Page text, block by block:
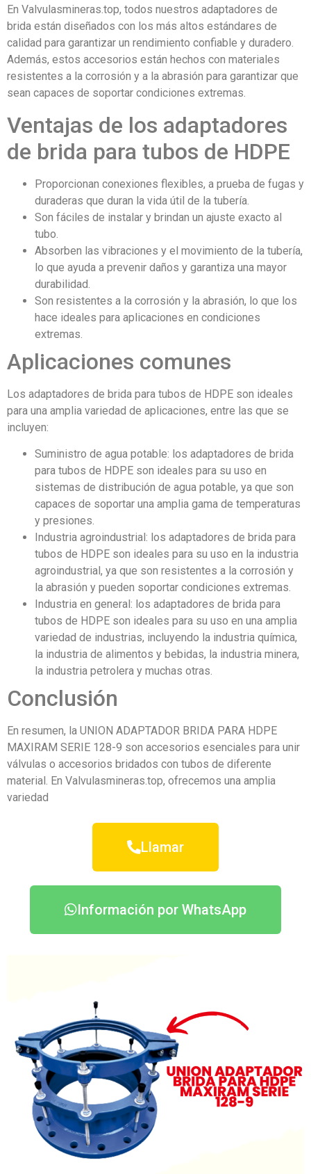
En Valvulasmineras.top, todos nuestros adaptadores de
brida están diseñados con los más altos estándares de
calidad para garantizar un rendimiento confiable y duradero.
Además, estos accesorios están hechos con materiales
resistentes a la corrosión y a la abrasión para garantizar que
sean capaces de soportar condiciones extremas.
Ventajas de los adaptadores
de brida para tubos de HDPE
Proporcionan conexiones flexibles, a prueba de fugas y
duraderas que duran la vida útil de la tubería.
Son fáciles de instalar y brindan un ajuste exacto al
tubo.
Absorben las vibraciones y el movimiento de la tubería,
lo que ayuda a prevenir daños y garantiza una mayor
durabilidad.
Son resistentes a la corrosión y la abrasión, lo que los
hace ideales para aplicaciones en condiciones
extremas.
Aplicaciones comunes
Los adaptadores de brida para tubos de HDPE son ideales
para una amplia variedad de aplicaciones, entre las que se
incluyen:
Suministro de agua potable: los adaptadores de brida
para tubos de HDPE son ideales para su uso en
sistemas de distribución de agua potable, ya que son
capaces de soportar una amplia gama de temperaturas
y presiones.
Industria agroindustrial: los adaptadores de brida para
tubos de HDPE son ideales para su uso en la industria
agroindustrial, ya que son resistentes a la corrosión y
la abrasión y pueden soportar condiciones extremas.
Industria en general: los adaptadores de brida para
tubos de HDPE son ideales para su uso en una amplia
variedad de industrias, incluyendo la industria química,
la industria de alimentos y bebidas, la industria minera,
la industria petrolera y muchas otras.
Conclusión
En resumen, la UNION ADAPTADOR BRIDA PARA HDPE
MAXIRAM SERIE 128-9 son accesorios esenciales para unir
válvulas o accesorios bridados con tubos de diferente
material. En Valvulasmineras.top, ofrecemos una amplia
variedad
Llamar
Información por WhatsApp